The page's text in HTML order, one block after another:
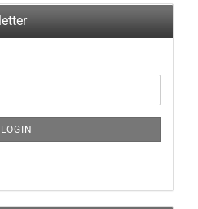
LOGIN